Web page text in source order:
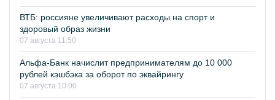
ВТБ: россияне увеличивают расходы на спорт и
здоровый образ жизни
07 августа 11:50
Альфа-Банк начислит предпринимателям до 10 000
рублей кэшбэка за оборот по эквайрингу
07 августа 10:00